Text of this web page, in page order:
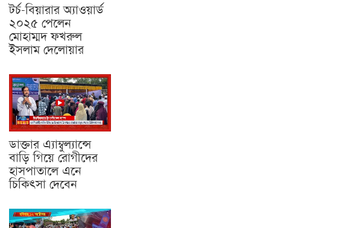
টর্চ-বিয়ারার অ্যাওয়ার্ড
২০২৫ পেলেন
মোহাম্মদ ফখরুল
ইসলাম দেলোয়ার
ডাক্তার এ্যাম্বুল্যান্সে
বাড়ি গিয়ে রোগীদের
হাসপাতালে এনে
চিকিৎসা দেবেন